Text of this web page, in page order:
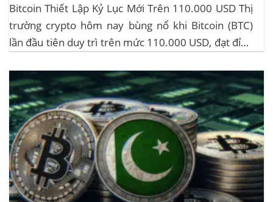
Bitcoin Thiết Lập Kỷ Lục Mới Trên 110.000 USD Thị
trường crypto hôm nay bùng nổ khi Bitcoin (BTC)
lần đầu tiên duy trì trên mức 110.000 USD, đạt đỉnh
mức giá cao nhất từ trước đến nay của...